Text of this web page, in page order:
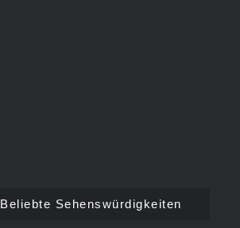
Beliebte Sehenswürdigkeiten